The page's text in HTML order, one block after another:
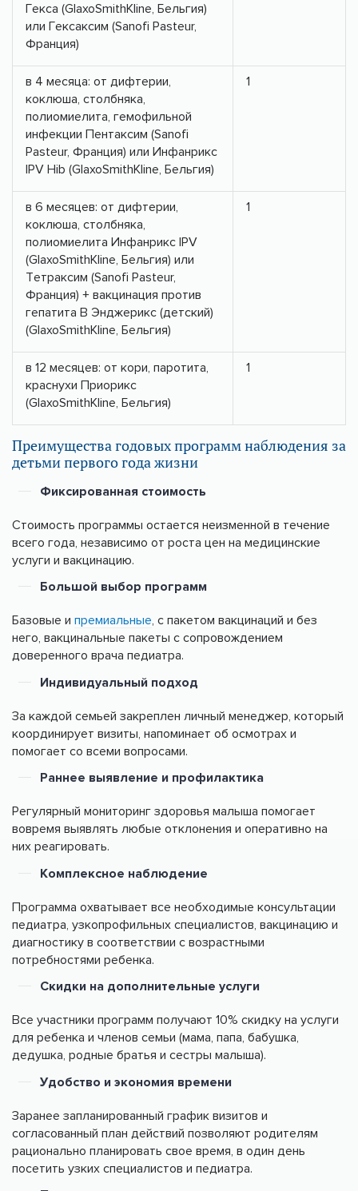
Гекса (GlaxoSmithKline, Бельгия)
или Гексаксим (Sanofi Pasteur,
Франция)
в 4 месяца: от дифтерии,
коклюша, столбняка,
полиомиелита, гемофильной
инфекции Пентаксим (Sanofi
Pasteur, Франция) или Инфанрикс
IPV Hib (GlaxoSmithKline, Бельгия)
1
в 6 месяцев: от дифтерии,
коклюша, столбняка,
полиомиелита Инфанрикс IPV
(GlaxoSmithKline, Бельгия) или
Тетраксим (Sanofi Pasteur,
Франция) + вакцинация против
гепатита В Энджерикс (детский)
(GlaxoSmithKline, Бельгия)
1
в 12 месяцев: от кори, паротита,
краснухи Приорикс
(GlaxoSmithKline, Бельгия)
1
Преимущества годовых программ наблюдения за
детьми первого года жизни
Фиксированная стоимость
Стоимость программы остается неизменной в течение
всего года, независимо от роста цен на медицинские
услуги и вакцинацию.
Большой выбор программ
Базовые и премиальные, с пакетом вакцинаций и без
него, вакцинальные пакеты с сопровождением
доверенного врача педиатра.
Индивидуальный подход
За каждой семьей закреплен личный менеджер, который
координирует визиты, напоминает об осмотрах и
помогает со всеми вопросами.
Раннее выявление и профилактика
Регулярный мониторинг здоровья малыша помогает
вовремя выявлять любые отклонения и оперативно на
них реагировать.
Комплексное наблюдение
Программа охватывает все необходимые консультации
педиатра, узкопрофильных специалистов, вакцинацию и
диагностику в соответствии с возрастными
потребностями ребенка.
Скидки на дополнительные услуги
Все участники программ получают 10% скидку на услуги
для ребенка и членов семьи (мама, папа, бабушка,
дедушка, родные братья и сестры малыша).
Удобство и экономия времени
Заранее запланированный график визитов и
согласованный план действий позволяют родителям
рационально планировать свое время, в один день
посетить узких специалистов и педиатра.